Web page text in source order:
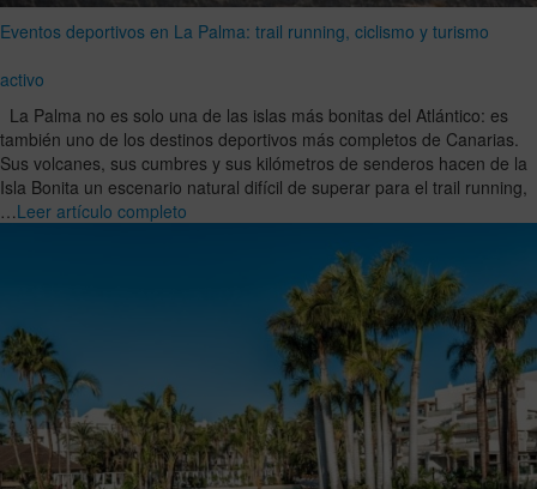
Eventos deportivos en La Palma: trail running, ciclismo y turismo
activo
La Palma no es solo una de las islas más bonitas del Atlántico: es
también uno de los destinos deportivos más completos de Canarias.
Sus volcanes, sus cumbres y sus kilómetros de senderos hacen de la
Isla Bonita un escenario natural difícil de superar para el trail running,
…Leer artículo completo